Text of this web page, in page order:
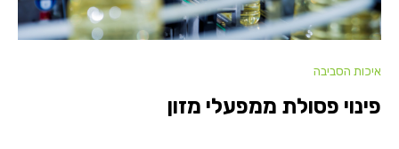
איכות הסביבה
פינוי פסולת ממפעלי מזון